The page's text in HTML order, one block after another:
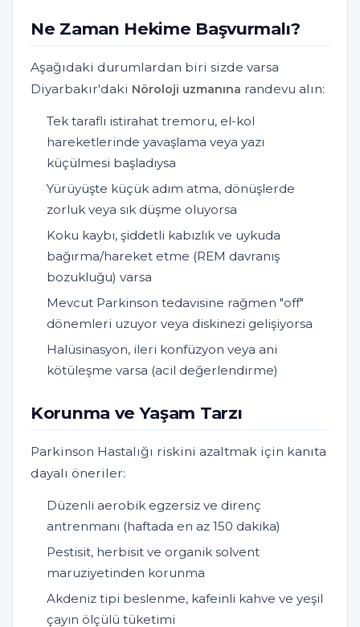
Ne Zaman Hekime Başvurmalı?
Aşağıdaki durumlardan biri sizde varsa
Diyarbakır'daki Nöroloji uzmanına randevu alın:
Tek taraflı istirahat tremoru, el-kol
hareketlerinde yavaşlama veya yazı
küçülmesi başladıysa
Yürüyüşte küçük adım atma, dönüşlerde
zorluk veya sık düşme oluyorsa
Koku kaybı, şiddetli kabızlık ve uykuda
bağırma/hareket etme (REM davranış
bozukluğu) varsa
Mevcut Parkinson tedavisine rağmen "off"
dönemleri uzuyor veya diskinezi gelişiyorsa
Halüsinasyon, ileri konfüzyon veya ani
kötüleşme varsa (acil değerlendirme)
Korunma ve Yaşam Tarzı
Parkinson Hastalığı riskini azaltmak için kanıta
dayalı öneriler:
Düzenli aerobik egzersiz ve direnç
antrenmanı (haftada en az 150 dakika)
Pestisit, herbisit ve organik solvent
maruziyetinden korunma
Akdeniz tipi beslenme, kafeinli kahve ve yeşil
çayın ölçülü tüketimi